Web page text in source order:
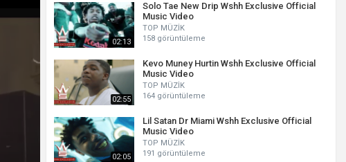
02:13
Solo Tae New Drip Wshh Exclusive Official
Music Video
TOP MÜZİK
158 görüntüleme
02:55
Kevo Muney Hurtin Wshh Exclusive Official
Music Video
TOP MÜZİK
164 görüntüleme
02:05
Lil Satan Dr Miami Wshh Exclusive Official
Music Video
TOP MÜZİK
191 görüntüleme